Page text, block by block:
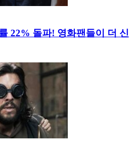
22% 돌파! 영화팬들이 더 신